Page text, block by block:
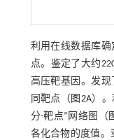
利用在线数据库
点。鉴定了大约
高压靶基因。发
同靶点（ 图2A）。
分-靶点”网络图（
各化合物的度值。